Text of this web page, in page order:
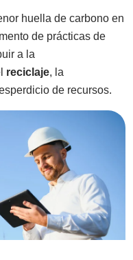
huella de carbono en
de prácticas de
a la
reciclaje, la
de recursos.